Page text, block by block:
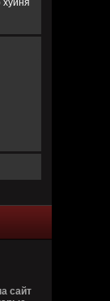
хуйня
сайт